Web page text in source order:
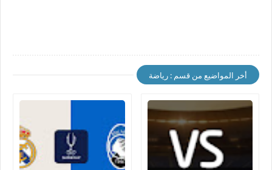
أخر المواضيع من قسم : رياضة